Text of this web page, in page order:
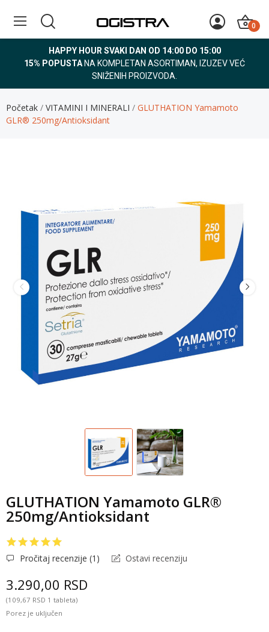
0
HAPPY HOUR SVAKI DAN OD 14:00 DO 15:00
15% POPUSTA NA KOMPLETAN ASORTIMAN, IZUZEV VEĆ
SNIŽENIH PROIZVODA.
Početak VITAMINI I MINERALI
GLUTHATION Yamamoto
GLR® 250mg/Antioksidant
GLUTHATION Yamamoto GLR®
250mg/Antioksidant
Pročitaj recenzije (1 ) Ostavi recenziju
3.290,00 RSD
(109,67 RSD 1 tableta)
Porez je uključen